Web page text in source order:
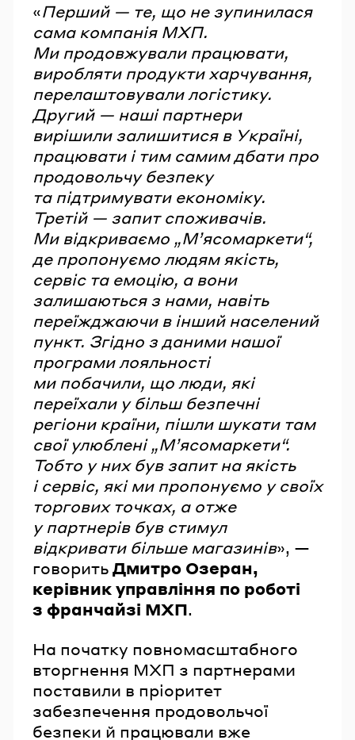
«Перший — те, що не зупинилася
сама компанія МХП.
Ми продовжували працювати,
виробляти продукти харчування,
перелаштовували логістику.
Другий — наші партнери
вирішили залишитися в Україні,
працювати і тим самим дбати про
продовольчу безпеку
та підтримувати економіку.
Третій — запит споживачів.
Ми відкриваємо „М’ясомаркети“,
де пропонуємо людям якість,
сервіс та емоцію, а вони
залишаються з нами, навіть
переїжджаючи в інший населений
пункт. Згідно з даними нашої
програми лояльності
ми побачили, що люди, які
переїхали у більш безпечні
регіони країни, пішли шукати там
свої улюблені „М’ясомаркети“.
Тобто у них був запит на якість
і сервіс, які ми пропонуємо у своїх
торгових точках, а отже
у партнерів був стимул
відкривати більше магазинів», —
говоритьДмитро Озеран,
керівник управління по роботі
з франчайзі МХП.
На початку повномасштабного
вторгнення МХП з партнерами
поставили в пріоритет
забезпечення продовольчої
безпеки й працювали вже